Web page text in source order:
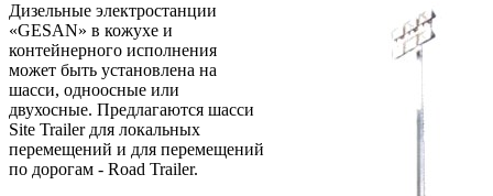
Дизельные электростанции
«GESAN» в кожухе и
контейнерного исполнения
может быть установлена на
шасси, одноосные или
двухосные. Предлагаются шасси
Site Trailer для локальных
перемещений и для перемещений
по дорогам - Road Trailer.